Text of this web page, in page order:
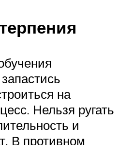
на
Нельзя ругать
и
В противном